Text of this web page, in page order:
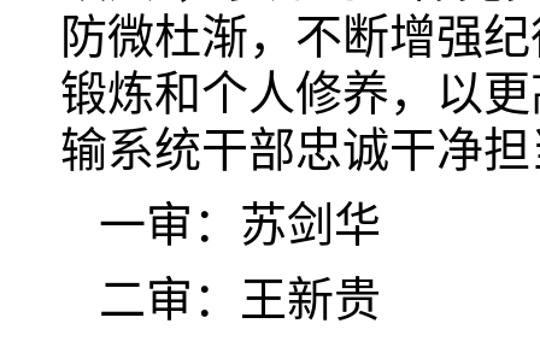
防微杜渐，不断增强
锻炼和个人修养，以
输系统干部忠诚干净
一审：苏剑华
二审：王新贵